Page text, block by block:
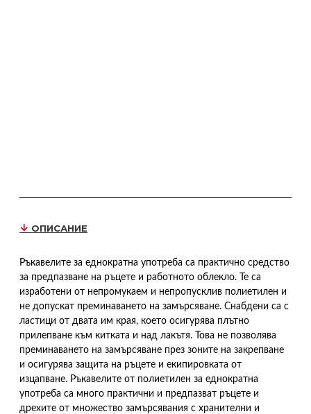
ОПИСАНИЕ
Ръкавелите за еднократна употреба са практично средство
за предпазване на ръцете и работното облекло. Те са
изработени от непромукаем и непропусклив полиетилен и
не допускат преминаването на замърсяване. Снабдени са с
ластици от двата им края, което осигурява плътно
прилепване към китката и над лакътя. Това не позволява
преминаването на замърсяване през зоните на закрепване
и осигурява защита на ръцете и екипировката от
изцапване. Ръкавелите от полиетилен за еднократна
употреба са много практични и предпазват ръцете и
дрехите от множество замърсявания с хранителни и